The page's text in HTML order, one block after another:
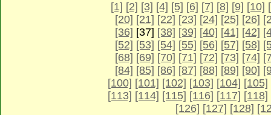
[1] [2] [3] [4] [5] [6] [7] [8] [9] [10]
[20] [21] [22] [23] [24] [25] [26]
[36] [37] [38] [39] [40] [41] [42]
[52] [53] [54] [55] [56] [57] [58]
[68] [69] [70] [71] [72] [73] [74]
[84] [85] [86] [87] [88] [89] [90]
[100] [101] [102] [103] [104] [105]
[113] [114] [115] [116] [117] [118]
[126] [127] [128]